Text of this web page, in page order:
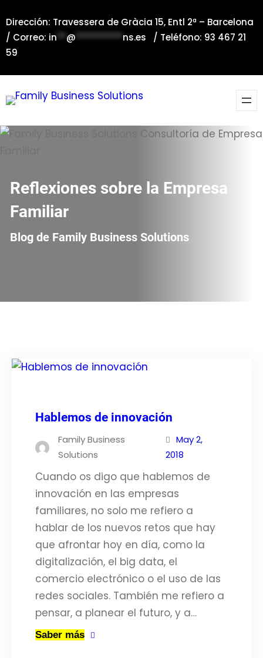
al
contenido
Dirección: Travessera de Gràcia 15, Entl 2ª – Barcelona
/ Correo: in**@**********ns.es / Teléfono: 93 467 21
59
Reflexiones sobre la Empresa
Familiar
Blog de Family Business Solutions
Hablemos de innovación
Family Business
Solutions
May 2,
2018
Cuando os digo que hablemos de
innovación en las empresas
familiares, no solo me refiero a
hablar de los nuevos retos que hay
que afrontar hoy en día, como la
digitalización, el big data, el
comercio electrónico o el uso de las
redes sociales. También me refiero a
pensar, a planear el futuro, y a…
Saber más